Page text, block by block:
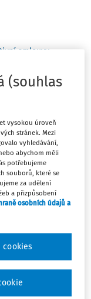
smlouvy
změny
výši poplatku za
stupně a výši a
rozhodcem
(souhlas
vysokou úroveň
stránek. Mezi
vyhledávání,
abychom měli
potřebujeme
souborů, které se
za udělení
a přizpůsobení
osobních údajů a
cookies